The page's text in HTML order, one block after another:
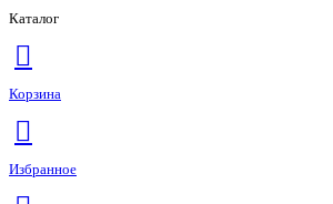
Каталог
Корзина
Избранное